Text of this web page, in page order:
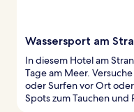
Wassersport am
In diesem Hotel am
Tage am Meer.
oder Surfen vor Ort
Spots zum Tauchen und